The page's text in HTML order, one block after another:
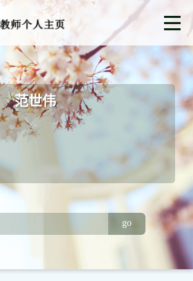
范世伟
go